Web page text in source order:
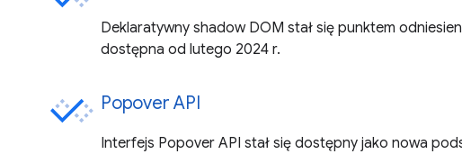
Deklaratywny shadow DOM stał się punktem
dostępna od lutego 2024 r.
Popover API
Interfejs Popover API stał się dostępny jako nowa